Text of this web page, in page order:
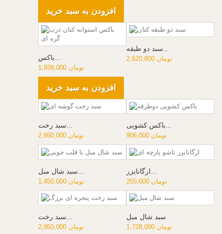
افزودن به سبد خرید
2,620,800 تومان
1,938,000 تومان
افزودن به سبد خرید
906,000 تومان 2,950,000 تومان
255,000 تومان 1,450,000 تومان
سبد شال مبل
1,728,000 تومان
سبد رخت...
2,950,000 تومان